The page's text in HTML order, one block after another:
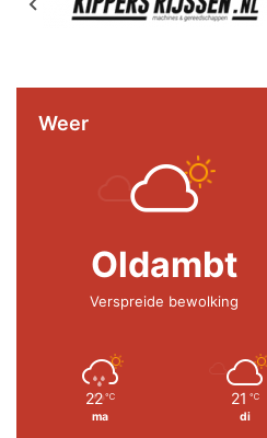
Weer
Oldambt
Verspreide bewolking
22 ℃
ma
21 ℃
di